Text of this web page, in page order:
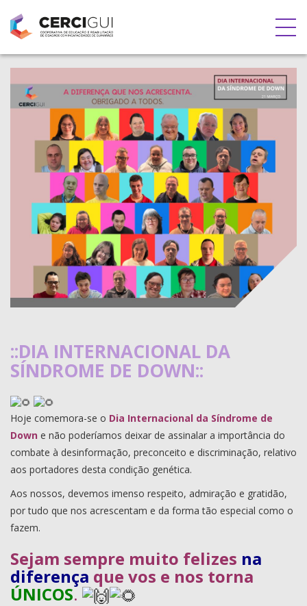
::DIA INTERNACIONAL DA
SÍNDROME DE DOWN::
Hoje comemora-se o Dia Internacional da Síndrome de
Down e não poderíamos deixar de assinalar a importância do
combate à desinformação, preconceito e discriminação, relativo
aos portadores desta condição genética.
Aos nossos, devemos imenso respeito, admiração e gratidão,
por tudo que nos acrescentam e da forma tão especial como o
fazem.
Sejam sempre muito felizes na
diferença que vos e nos torna
ÚNICOS.